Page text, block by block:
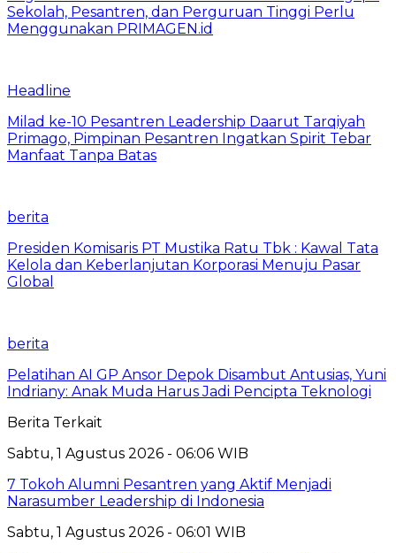
Sekolah, Pesantren, dan Perguruan Tinggi Perlu
Menggunakan PRIMAGEN.id
Headline
Milad ke-10 Pesantren Leadership Daarut Tarqiyah
Primago, Pimpinan Pesantren Ingatkan Spirit Tebar
Manfaat Tanpa Batas
berita
Presiden Komisaris PT Mustika Ratu Tbk : Kawal Tata
Kelola dan Keberlanjutan Korporasi Menuju Pasar
Global
berita
Pelatihan AI GP Ansor Depok Disambut Antusias, Yuni
Indriany: Anak Muda Harus Jadi Pencipta Teknologi
Berita Terkait
Sabtu, 1 Agustus 2026 - 06:06 WIB
7 Tokoh Alumni Pesantren yang Aktif Menjadi
Narasumber Leadership di Indonesia
Sabtu, 1 Agustus 2026 - 06:01 WIB